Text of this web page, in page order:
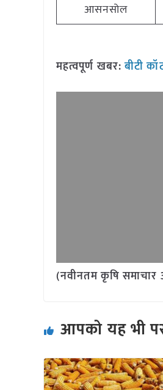
आसनसोल
महत्वपूर्ण खबर:बीटी
(नवीनतम कृषि
आपको यह भी